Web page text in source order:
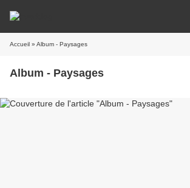
Accueil » Album - Paysages
Album - Paysages